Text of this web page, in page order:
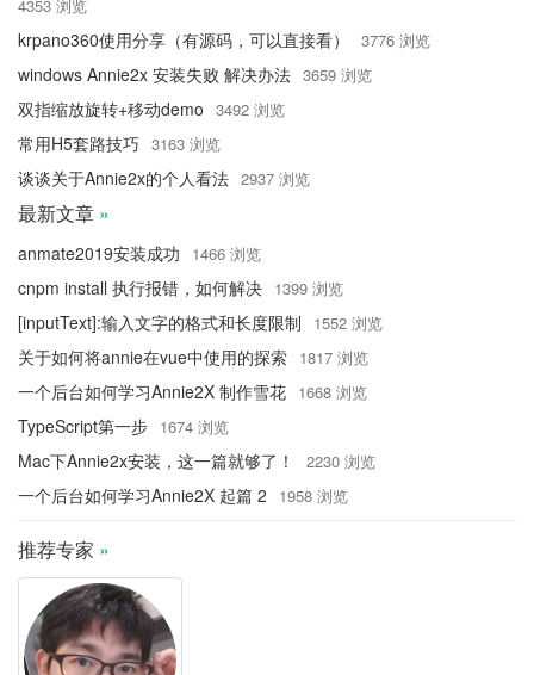
4353 浏览
krpano360使用分享（有源码，可以直接看） 3776 浏览
windows Annie2x 安装失败 解决办法 3659 浏览
双指缩放旋转+移动demo 3492 浏览
常用H5套路技巧 3163 浏览
谈谈关于Annie2x的个人看法 2937 浏览
最新文章 »
anmate2019安装成功 1466 浏览
cnpm install 执行报错，如何解决 1399 浏览
[inputText]:输入文字的格式和长度限制 1552 浏览
关于如何将annie在vue中使用的探索 1817 浏览
一个后台如何学习Annie2X 制作雪花 1668 浏览
TypeScript第一步 1674 浏览
Mac下Annie2x安装，这一篇就够了！ 2230 浏览
一个后台如何学习Annie2X 起篇 2 1958 浏览
推荐专家 »